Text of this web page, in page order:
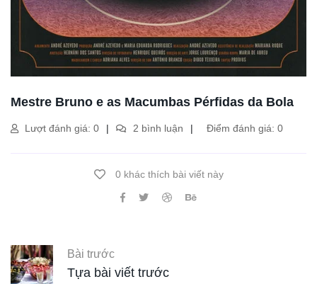
Mestre Bruno e as Macumbas Pérfidas da Bola
Lượt đánh giá: 0 2 bình luận Điểm đánh giá: 0
0 khác thích bài viết này
Bài trước
Tựa bài viết trước